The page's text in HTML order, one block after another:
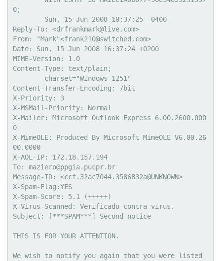
0;
Reply-To: <drfrankmark@live.com>
From: "Mark"<frank210@switched.com>
Date: Sun, 15 Jun 2008 16:37:24 +0200
MIME-Version: 1.0
Content-Type: text/plain;
Content-Transfer-Encoding: 7bit
X-Priority: 3
X-MSMail-Priority: Normal
X-Mailer: Microsoft Outlook Express 6.00.2600.000
0
X-MimeOLE: Produced By Microsoft MimeOLE V6.00.26
00.0000
X-AOL-IP: 172.18.157.194
To: maziero@ppgia.pucpr.br
Message-ID: <ccf.32ac7044.3586832a@UNKNOWN>
X-Spam-Flag:YES
X-Spam-Score: 5.1 (+++++)
X-Virus-Scanned: Verificado contra virus.
Subject: [***SPAM***] Second notice
THIS IS FOR YOUR ATTENTION.
We wish to notify you again that you were listed